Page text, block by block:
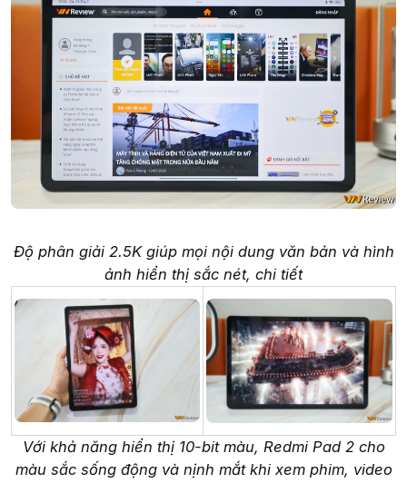
Độ phân giải 2.5K giúp mọi nội dung văn bản và hình
ảnh hiển thị sắc nét, chi tiết
Với khả năng hiển thị 10-bit màu, Redmi Pad 2 cho
màu sắc sống động và nịnh mắt khi xem phim, video